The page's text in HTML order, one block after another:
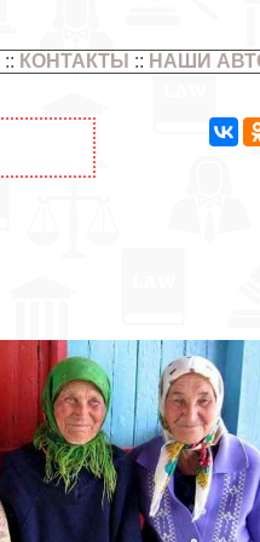
:: КОНТАКТЫ :: НАШИ